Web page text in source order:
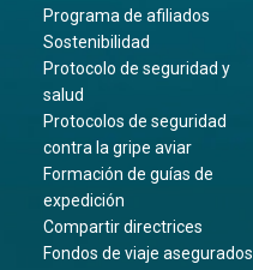
Programa de afiliados
Sostenibilidad
Protocolo de seguridad y
salud
Protocolos de seguridad
contra la gripe aviar
Formación de guías de
expedición
Compartir directrices
Fondos de viaje asegurados